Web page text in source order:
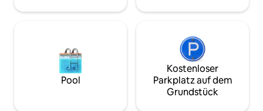
Pool
Kostenloser
Parkplatz auf dem
Grundstück